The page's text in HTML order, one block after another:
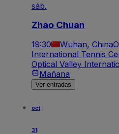
sáb.
Zhao Chuan
19:30 Wuhan, China
International Tennis
Optical Valley
Mañana
Ver entradas
oct
31